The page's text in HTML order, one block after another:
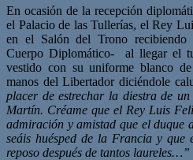
En ocasión de la recepción
el Palacio de las Tullerías, el Rey
en el Salón del Trono
Cuerpo Diplomático- al llegar el
vestido con su uniforme blanco
manos del Libertador diciéndole
placer de estrechar la diestra de
Martín. Créame que el Rey Luis
admiración y amistad que el duque
seáis huésped de la Francia y que
reposo después de tantos laureles…”